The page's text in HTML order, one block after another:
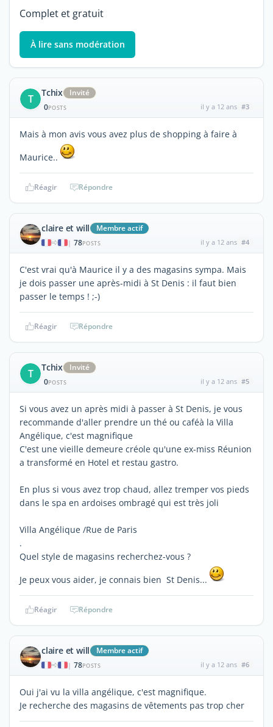
Complet et gratuit
À lire sans modération
T Tchix
Invité
0POSTS il y a 12 ans #3
Mais à mon avis vous avez plus de shopping à faire à
Maurice..
Réagir Répondre
claire et will Membre actif
| 78POSTS il y a 12 ans #4
C'est vrai qu'à Maurice il y a des magasins sympa. Mais
je dois passer une après-midi à St Denis : il faut bien
passer le temps ! ;-)
Réagir Répondre
T Tchix
Invité
0POSTS il y a 12 ans #5
Si vous avez un après midi à passer à St Denis, je vous
recommande d'aller prendre un thé ou caféà la Villa
Angélique, c'est magnifique
C'est une vieille demeure créole qu'une ex-miss Réunion
a transformé en Hotel et restau gastro.
En plus si vous avez trop chaud, allez tremper vos pieds
dans le spa en ardoises ombragé qui est très joli
Villa Angélique /Rue de Paris
.
Quel style de magasins recherchez-vous ?
Je peux vous aider, je connais bien St Denis...
Réagir Répondre
claire et will Membre actif
| 78POSTS il y a 12 ans #6
Oui j'ai vu la villa angélique, c'est magnifique.
Je recherche des magasins de vêtements pas trop cher